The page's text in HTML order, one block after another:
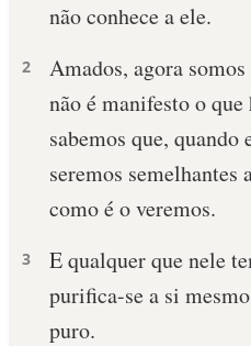
não conhece a ele.
2
Amados, agora
não é manifesto o que
sabemos que, quando
seremos semelhantes
como é o veremos.
3
E qualquer que nele
purifica-se a si
puro.